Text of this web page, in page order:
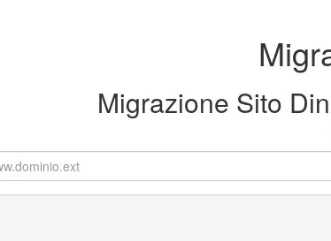
Migrazione Sito